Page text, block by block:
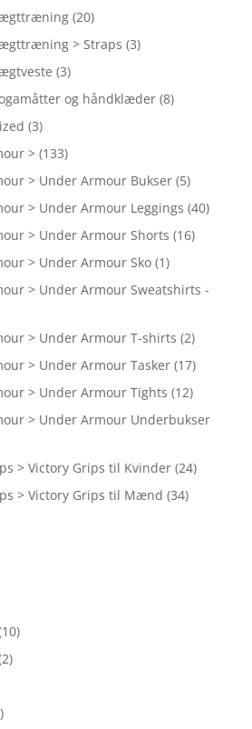
(20)
> Straps (3)
(3)
og håndklæder (8)
(3)
> (133)
> Under Armour Bukser (5)
> Under Armour Leggings (40)
> Under Armour Shorts (16)
> Under Armour Sko (1)
> Under Armour Sweatshirts -
> Under Armour T-shirts (2)
> Under Armour Tasker (17)
> Under Armour Tights (12)
> Under Armour Underbukser
> Victory Grips til Kvinder (24)
> Victory Grips til Mænd (34)